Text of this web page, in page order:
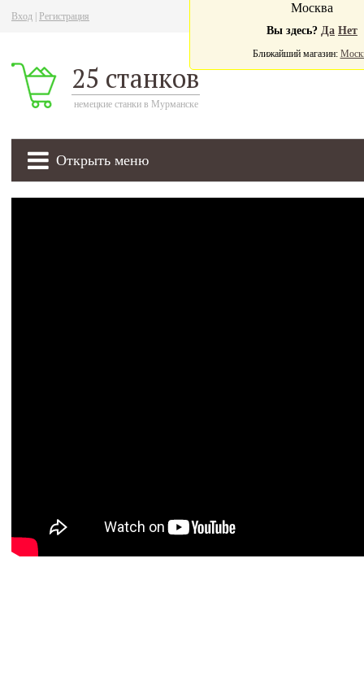
Вход Регистрация
25 станков
немецкие станки в Мурманске
Открыть меню
Москва
Вы здесь? Да Нет
Ближайший магазин: